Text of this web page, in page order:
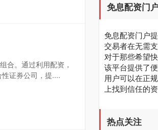
合。通过利用配资，
证券公司，提....
免息配资门
免息配资门户
交易者在无需
对于那些希望
该平台提供了
用户可以在正
上找到信任的资
热点关注